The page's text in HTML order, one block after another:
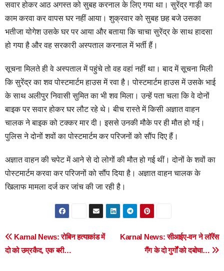
सवार होकर आठ अगस्त को सुबह करनाल के लिए गया था। सुरेंद्र गाड़ी का
काम करवा कर वापस घर नहीं आया। शुक्रवार को सुबह छह बजे उसका
भतीजा योगेश उसके घर पर आया और बताया कि चाचा सुरेंद्र के साथ हादसा
हो गया है और वह सरकारी अस्पताल करनाल में भर्ती हैं।
सूचना मिलते ही वे अस्पताल में पहुंचे तो वह वहां नहीं था। बाद में सूचना मिली
कि सुरेंद्र का शव पोस्टमार्टम हाउस में रवा है। पोस्टमार्टम हाउस में उसके भाई
के साथ अलीपुर निवासी सुमित का भी शव मिला। उन्हें पता चला कि वे दोनों
बाइक पर सवार होकर घर लौट रहे थे। बीच रास्ते में किसी अज्ञात वाहन
चालक ने बाइक को टक्कर मार दी। इससे उनकी मौके पर ही मौत हो गई।
पुलिस ने दोनों शवों का पोस्टमार्टम कर परिजनों को सौंप दिए हैं।
अज्ञात वाहन की चपेट में आने से दो लोगों की मौत हो गई थीं। दोनों के शवों का
पोस्टमार्टम करवा कर परिजनों को सौंप दिया है। अज्ञात वाहन चालक के
खिलाफ मामला दर्ज कर जांच की जा रही है।
Post
navigation
Karnal News: सीआईए-वन ने लॉरेंस
गैंग के दो गुर्गों को दबोचा…
Karnal News: रोबिन हत्याकांड में
दो को उम्रकैद, एक बरी…